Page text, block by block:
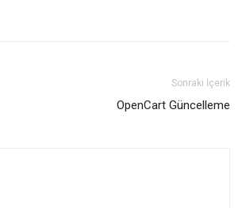
Sonraki İçerik
OpenCart Güncelleme